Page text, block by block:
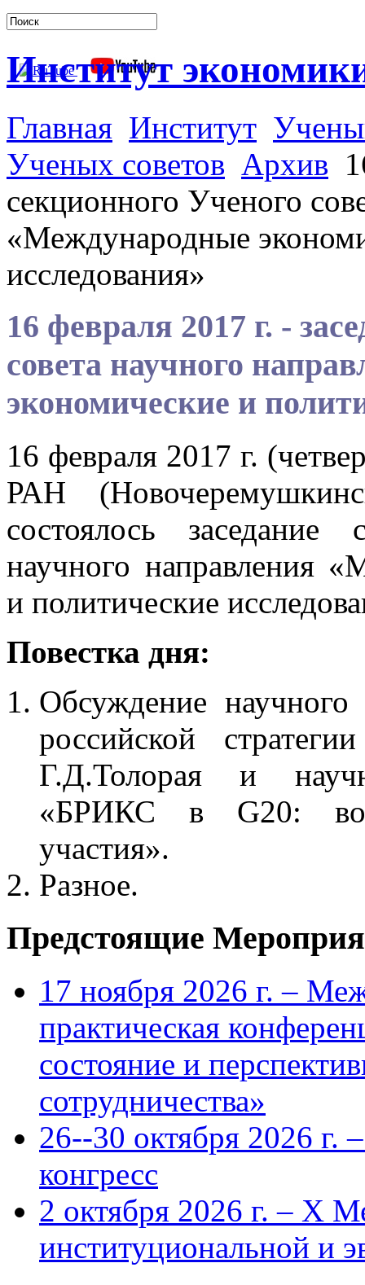
Институт
Главная Институт
Ученых советов Архив
секционного Ученого
«Международные
исследования»
16 февраля 2017 г. -
совета научного
экономические и
16 февраля 2017 г.
РАН
состоялось заседание
научного направления
и политические
Повестка дня:
Обсуждение научного
российской
Г.Д.Толорая и
«БРИКС в G20:
участия».
Разное.
Предстоящие
17 ноября 2026 г. –
практическая
состояние и
сотрудничества»
26--30 октября 2026 г.
конгресс
2 октября 2026 г. – X
институциональной и